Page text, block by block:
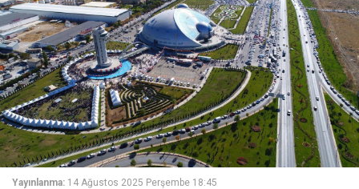
Yayınlanma: 14 Ağustos 2025 Perşembe 18:45